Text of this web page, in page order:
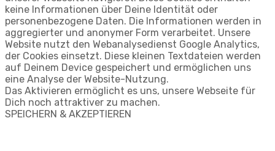
keine Informationen über Deine Identität oder
personenbezogene Daten. Die Informationen werden in
aggregierter und anonymer Form verarbeitet. Unsere
Website nutzt den Webanalysedienst Google Analytics,
der Cookies einsetzt. Diese kleinen Textdateien werden
auf Deinem Device gespeichert und ermöglichen uns
eine Analyse der Website-Nutzung.
Das Aktivieren ermöglicht es uns, unsere Webseite für
Dich noch attraktiver zu machen.
SPEICHERN & AKZEPTIEREN